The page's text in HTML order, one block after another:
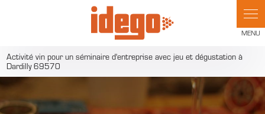
Activité vin pour un séminaire d'entreprise avec jeu et dégustation à
Dardilly 69570
Panneau de gestion des cookies